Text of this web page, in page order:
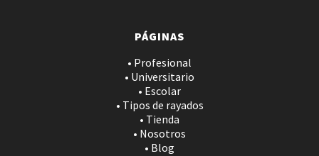
PÁGINAS
• Profesional
• Universitario
• Escolar
• Tipos de rayados
• Tienda
• Nosotros
• Blog